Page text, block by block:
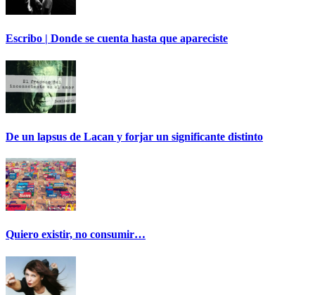
Escribo | Donde se cuenta hasta que apareciste
De un lapsus de Lacan y forjar un significante distinto
Quiero existir, no consumir…